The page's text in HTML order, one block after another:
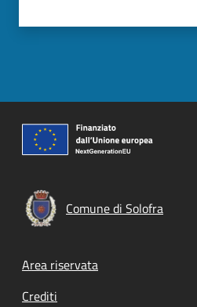
Comune di Solofra
Footer menu
Area riservata
Crediti